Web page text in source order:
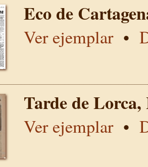
Eco de
Ver ejemplar•
Tarde de
Ver ejemplar•